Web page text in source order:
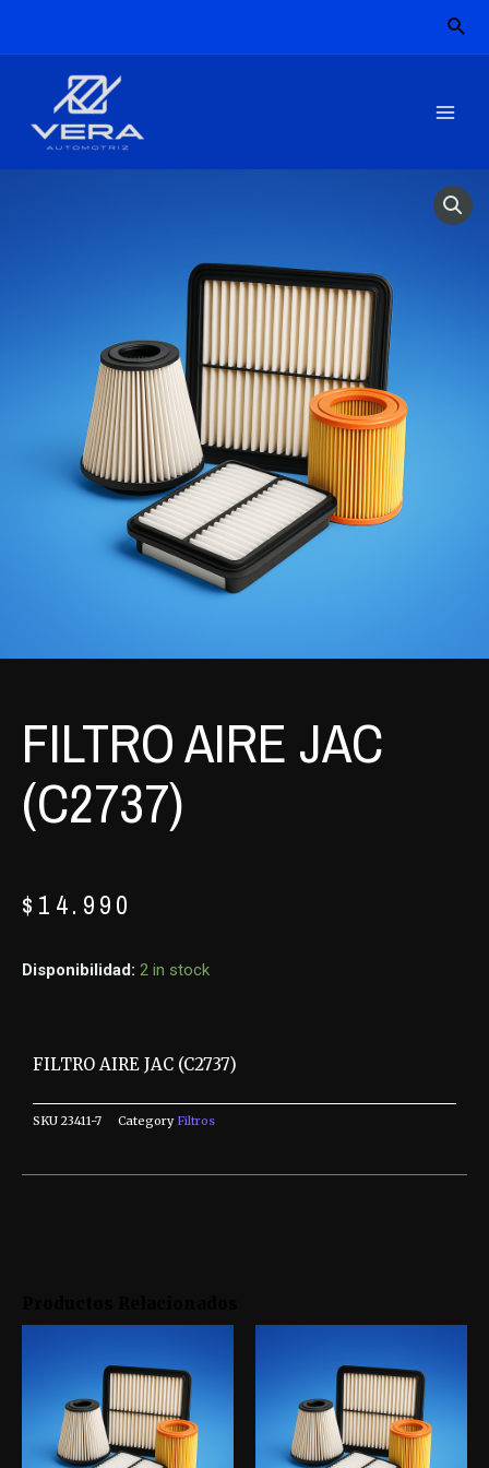
FILTRO AIRE JAC
(C2737)
$ 14.990
Disponibilidad: 2 in stock
FILTRO AIRE JAC (C2737)
SKU 23411-7 Category Filtros